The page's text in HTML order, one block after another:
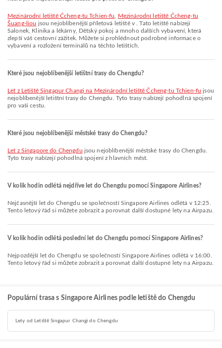
Mezinárodní letiště Čcheng-tu Tchien-fu
Mezinárodní letiště Čcheng-tu
Šuang-liou jsou nejoblíbenější příletová letiště v . Tato letiště nabízejí
Salonek, Klinika a lékárny, Dětský pokoj a mnoho dalších vybavení, která
zlepší váš cestovní zážitek. Můžete si prohlédnout podrobné informace o
vybavení a rozložení terminálů na těchto letištích.
Které jsou nejoblíbenější letištní trasy do Chengdu?
let z Letiště Singapur Changi na Mezinárodní letiště Čcheng-tu Tchien-fu jsou
nejoblíbenější letištní trasy do Chengdu. Tyto trasy nabízejí pohodlná spojení
pro vaši cestu.
Které jsou nejoblíbenější městské trasy do Chengdu?
let z Singapore do Chengdu jsou nejoblíbenější městské trasy do Chengdu.
Tyto trasy nabízejí pohodlná spojení z hlavních měst.
V kolik hodin odlétá nejdříve let do Chengdu pomocí Singapore Airlines?
Nejčasnější let do Chengdu se společností Singapore Airlines odlétá v 12:25.
Tento letový řád si můžete zobrazit a porovnat další dostupné lety na Airpazu.
V kolik hodin odlétá poslední let do Chengdu pomocí Singapore Airlines?
Nejpozdější let do Chengdu se společností Singapore Airlines odlétá v 16:00.
Tento letový řád si můžete zobrazit a porovnat další dostupné lety na Airpazu.
Populární trasa s Singapore Airlines podle letiště do Chengdu
Lety od Letiště Singapur Changi do Chengdu